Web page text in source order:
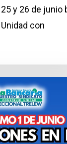
y 26 de junio
con